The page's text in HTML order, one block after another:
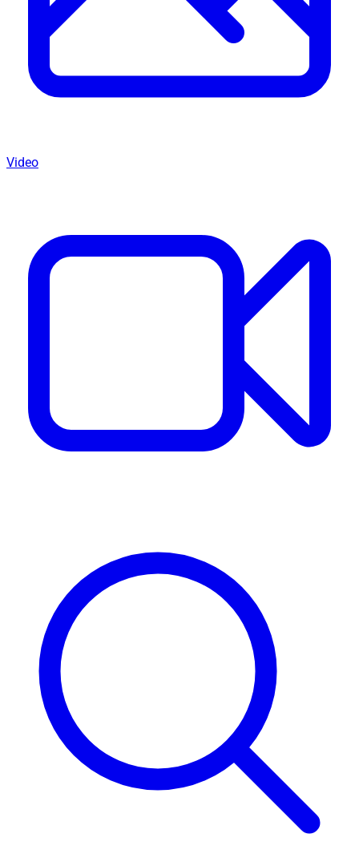
Video